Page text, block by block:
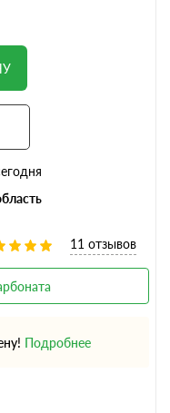
11 отзывов
Подробнее